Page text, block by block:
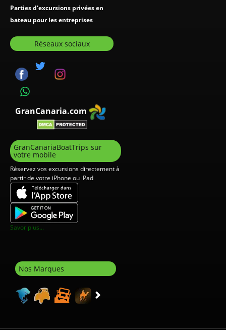
Parties d'excursions privées en
bateau pour les entreprises
Réseaux sociaux
GranCanaria.com
GranCanariaBoatTrips sur
votre mobile
Réservez vos excursions directement à
partir de votre iPhone ou iPad
Savor plus...
Nos Marques